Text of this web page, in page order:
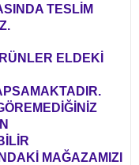
TESLİM
ELDEKİ
MAĞAZAMIZI